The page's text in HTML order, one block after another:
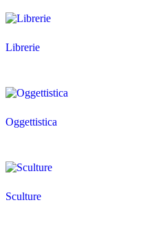
Librerie
Oggettistica
Sculture